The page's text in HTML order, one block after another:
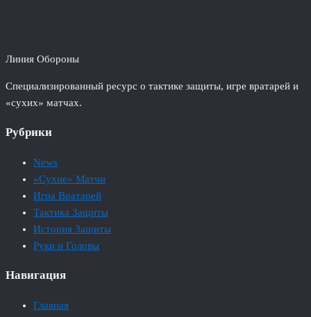
Линия Обороны
Специализированный ресурс о тактике защиты, игре вратарей и
«сухих» матчах.
Рубрики
News
«Сухие» Матчи
Игра Вратарей
Тактика Защиты
История Защиты
Руки и Головы
Навигация
Главная